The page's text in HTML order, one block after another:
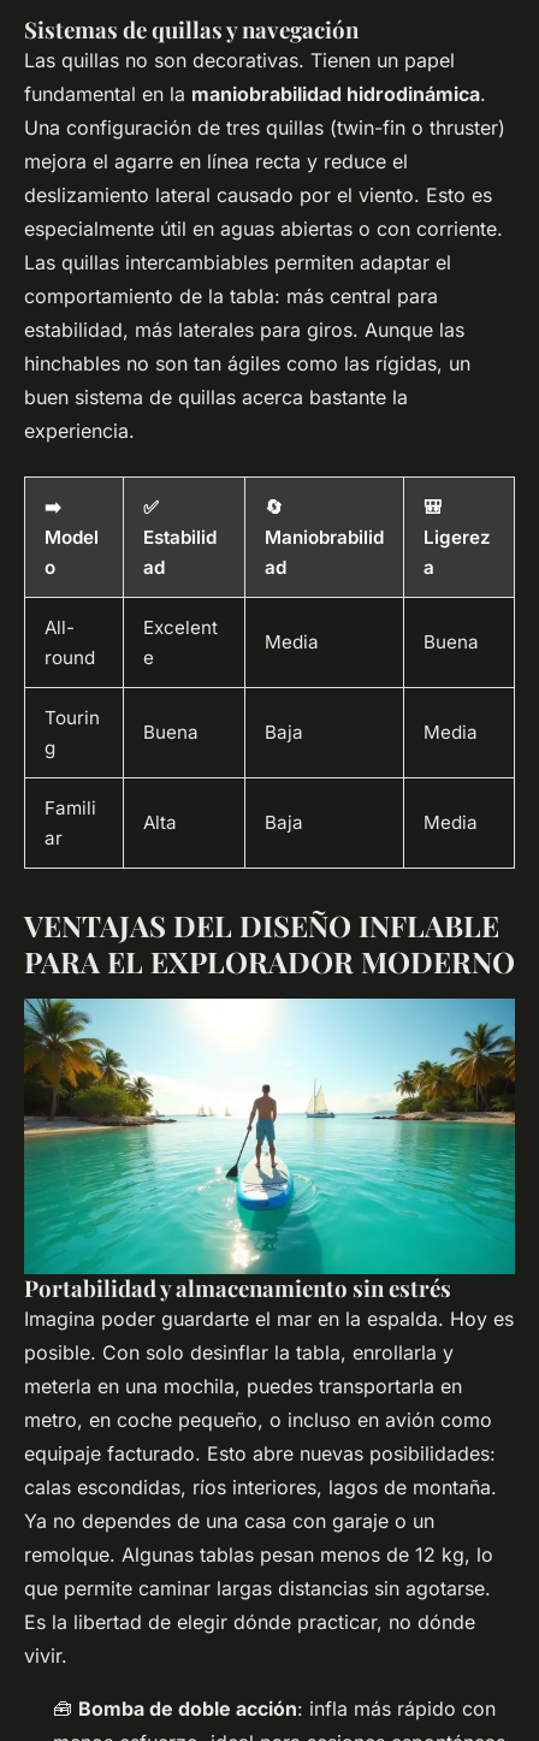
Sistemas de quillas y navegación
Las quillas no son decorativas. Tienen un papel
fundamental en la maniobrabilidad hidrodinámica.
Una configuración de tres quillas (twin-fin o thruster)
mejora el agarre en línea recta y reduce el
deslizamiento lateral causado por el viento. Esto es
especialmente útil en aguas abiertas o con corriente.
Las quillas intercambiables permiten adaptar el
comportamiento de la tabla: más central para
estabilidad, más laterales para giros. Aunque las
hinchables no son tan ágiles como las rígidas, un
buen sistema de quillas acerca bastante la
experiencia.
➡️
Model
o
✅
Estabilid
ad
🔄
Maniobrabilid
ad
🎒
Ligerez
a
All-
round
Excelent
e
Media Buena
Tourin
g
Buena Baja Media
Famili
ar
Alta Baja Media
VENTAJAS DEL DISEÑO INFLABLE
PARA EL EXPLORADOR MODERNO
Portabilidad y almacenamiento sin estrés
Imagina poder guardarte el mar en la espalda. Hoy es
posible. Con solo desinflar la tabla, enrollarla y
meterla en una mochila, puedes transportarla en
metro, en coche pequeño, o incluso en avión como
equipaje facturado. Esto abre nuevas posibilidades:
calas escondidas, ríos interiores, lagos de montaña.
Ya no dependes de una casa con garaje o un
remolque. Algunas tablas pesan menos de 12 kg, lo
que permite caminar largas distancias sin agotarse.
Es la libertad de elegir dónde practicar, no dónde
vivir.
🧰 Bomba de doble acción: infla más rápido con